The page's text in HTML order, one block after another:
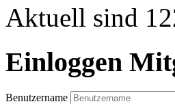
Aktuell sind
Einloggen
Benutzername